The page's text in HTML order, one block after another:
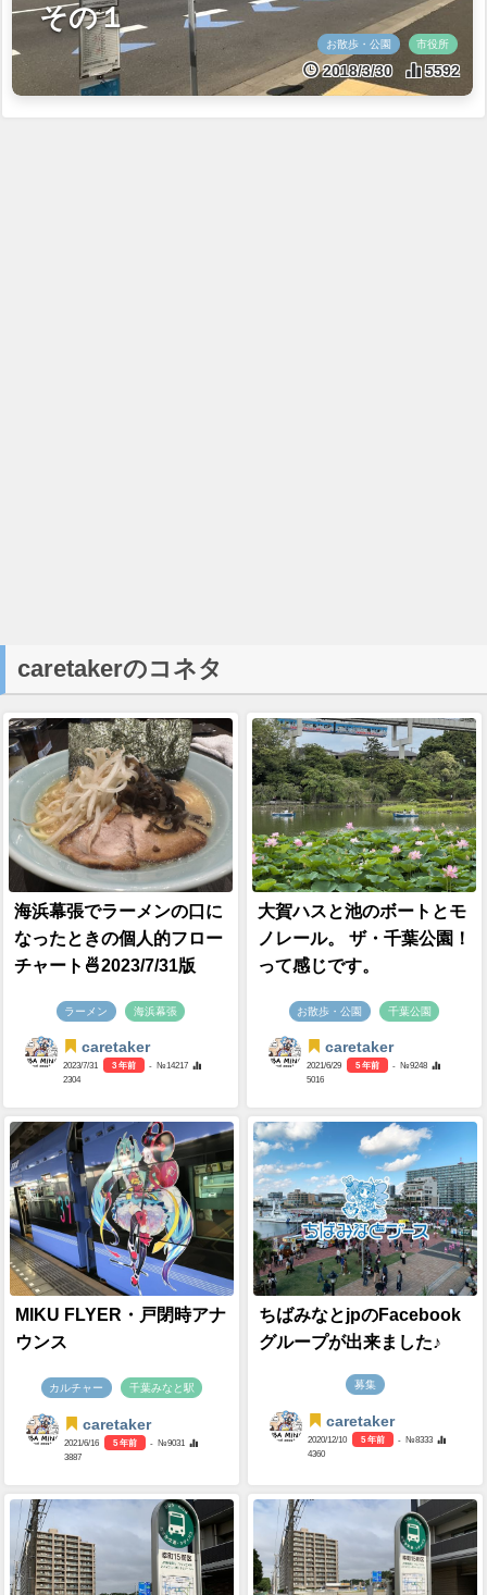
その１
お散歩・公園 市役所
2018/3/30 5592
caretakerのコネタ
海浜幕張でラーメンの口に
なったときの個人的フロー
チャート🍜2023/7/31版
ラーメン 海浜幕張
caretaker
2023/7/31 3 年前
- №14217
2304
大賀ハスと池のボートとモ
ノレール。 ザ・千葉公園！
って感じです。
お散歩・公園 千葉公園
caretaker
2021/6/29 5 年前
- №9248
5016
MIKU FLYER・戸閉時アナ
ウンス
カルチャー 千葉みなと駅
caretaker
2021/6/16 5 年前
- №9031
3887
ちばみなとjpのFacebook
グループが出来ました♪
募集
caretaker
2020/12/10 5 年前
- №8333
4360